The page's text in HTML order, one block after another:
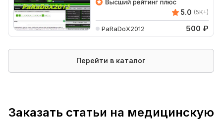
5.0 (5K+)
PaRaDoX2012 500 ₽
Перейти в каталог
Заказать статьи на медицинскую